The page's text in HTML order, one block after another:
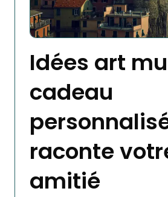
Idées art
cadeau
raconte
amitié